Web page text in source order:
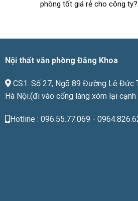
lượng
giá
phòng tốt giá rẻ cho công ty?
Nội thất văn phòng Đăng Khoa
CS1: Số 27, Ngõ 89 Đường Lê Đức
Hà Nội.(đi vào cổng làng xóm lại
Hotline : 096.55.77.069 -